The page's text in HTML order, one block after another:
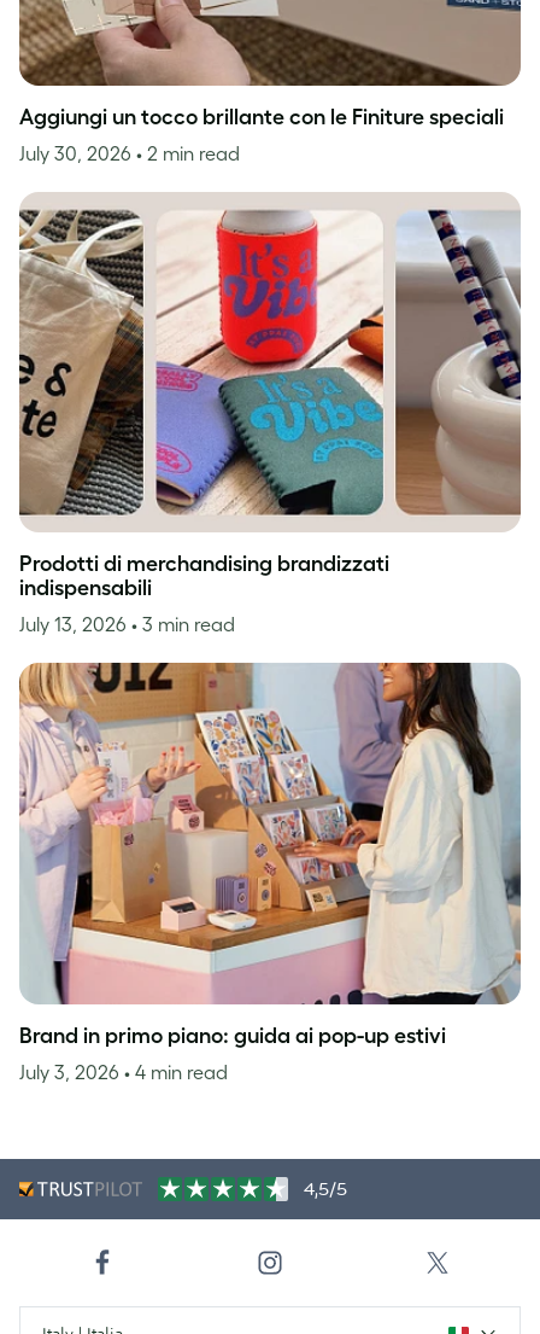
Aggiungi un tocco brillante con le Finiture speciali
July 30, 2026 • 2 min read
Prodotti di merchandising brandizzati
indispensabili
July 13, 2026 • 3 min read
Brand in primo piano: guida ai pop-up estivi
July 3, 2026 • 4 min read
4,5/5